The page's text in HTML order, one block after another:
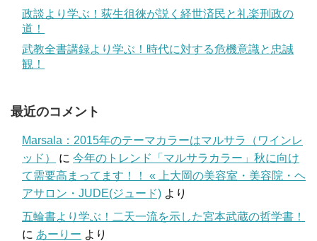
政談より学ぶ！荻生徂徠が説く経世済民と礼楽刑政の
道！
武教全書講録より学ぶ！時代に対する危機意識と忠誠
観！
最近のコメント
Marsala：2015年のテーマカラーはマルサラ（ワインレ
ッド）
に 今年のトレンド「マルサラカラー」秋に向け
て需要高まってます！！ « 上大岡の美容室・美容院・ヘ
アサロン・JUDE(ジュード) より
五輪書より学ぶ！二天一流を示した宮本武蔵の哲学書！
に あーりー より